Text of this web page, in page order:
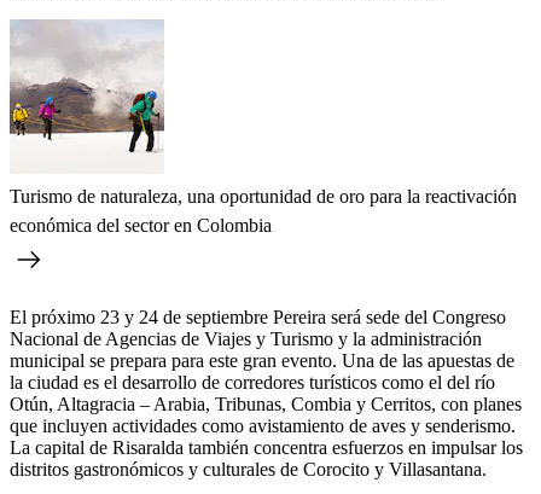
Turismo de naturaleza, una oportunidad de oro para la reactivación
económica del sector en Colombia
El próximo 23 y 24 de septiembre Pereira será sede del Congreso
Nacional de Agencias de Viajes y Turismo y la administración
municipal se prepara para este gran evento. Una de las apuestas de
la ciudad es el desarrollo de corredores turísticos como el del río
Otún, Altagracia – Arabia, Tribunas, Combia y Cerritos, con planes
que incluyen actividades como avistamiento de aves y senderismo.
La capital de Risaralda también concentra esfuerzos en impulsar los
distritos gastronómicos y culturales de Corocito y Villasantana.